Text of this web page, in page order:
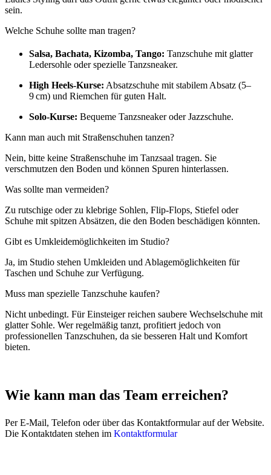
sein.
Welche Schuhe sollte man tragen?
Salsa, Bachata, Kizomba, Tango: Tanzschuhe mit glatter
Ledersohle oder spezielle Tanzsneaker.
High Heels-Kurse: Absatzschuhe mit stabilem Absatz (5–
9cm) und Riemchen für guten Halt.
Solo-Kurse: Bequeme Tanzsneaker oder Jazzschuhe.
Kann man auch mit Straßenschuhen tanzen?
Nein, bitte keine Straßenschuhe im Tanzsaal tragen. Sie
verschmutzen den Boden und können Spuren hinterlassen.
Was sollte man vermeiden?
Zu rutschige oder zu klebrige Sohlen, Flip-Flops, Stiefel oder
Schuhe mit spitzen Absätzen, die den Boden beschädigen könnten.
Gibt es Umkleidemöglichkeiten im Studio?
Ja, im Studio stehen Umkleiden und Ablagemöglichkeiten für
Taschen und Schuhe zur Verfügung.
Muss man spezielle Tanzschuhe kaufen?
Nicht unbedingt. Für Einsteiger reichen saubere Wechselschuhe mit
glatter Sohle. Wer regelmäßig tanzt, profitiert jedoch von
professionellen Tanzschuhen, da sie besseren Halt und Komfort
bieten.
Wie kann man das Team erreichen?
Per E-Mail, Telefon oder über das Kontaktformular auf der Website.
Die Kontaktdaten stehen im Kontaktformular